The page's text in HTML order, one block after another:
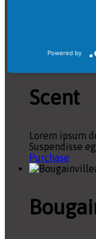
professional
Purchase
Scent
Lorem ipsum
Suspendisse
Purchase
Powered by